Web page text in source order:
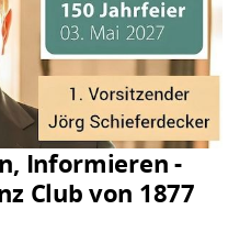
Informieren -
Club von 1877